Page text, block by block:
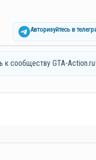
Авторизуйтесь в
к сообществу GTA-Action.ru!